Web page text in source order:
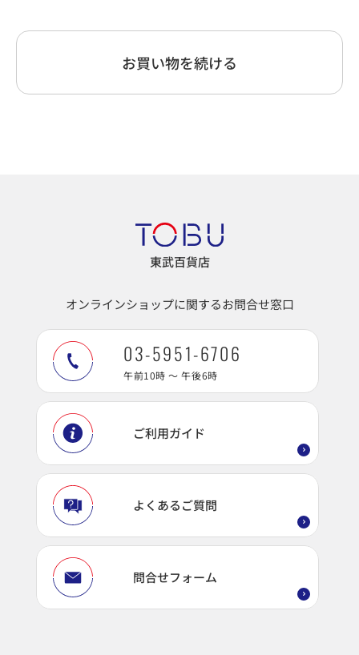
お買い物を続ける
東武百貨店
オンラインショップに関するお問合せ窓口
03-5951-6706
午前10時 ～ 午後6時
ご利用ガイド
よくあるご質問
問合せフォーム